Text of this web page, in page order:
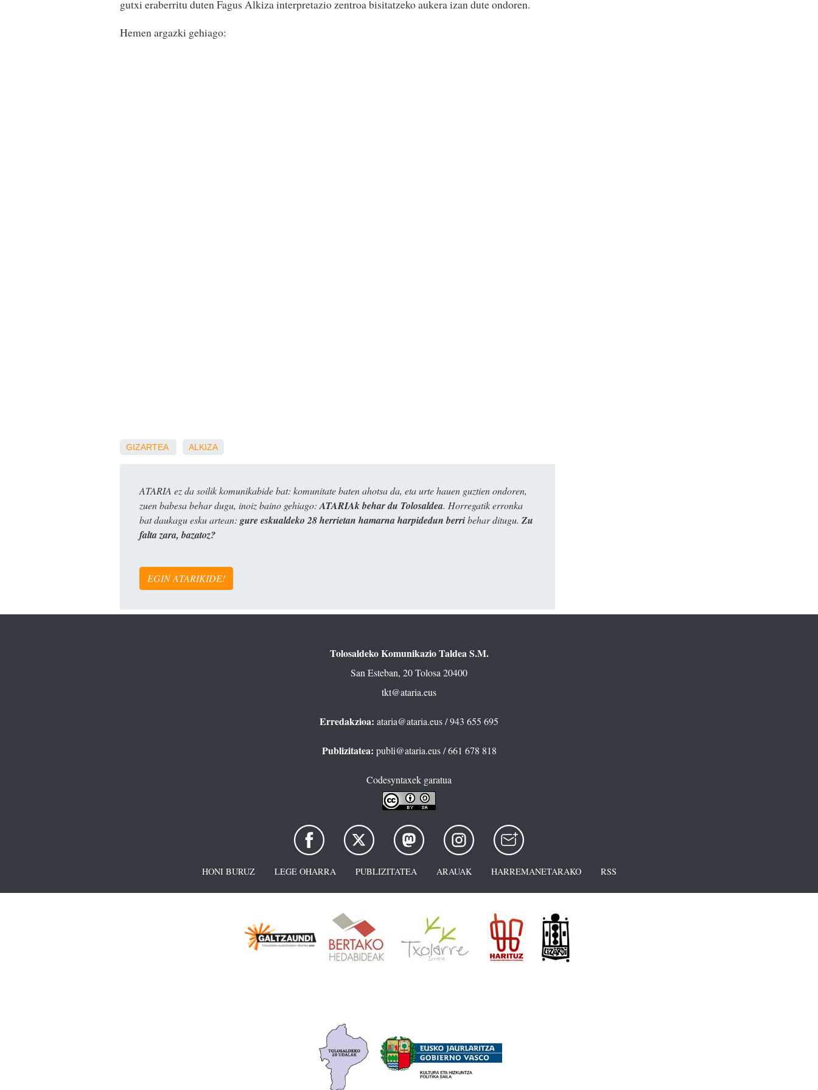
gutxi eraberritu duten Fagus Alkiza interpretazio zentroa bisitatzeko aukera izan dute ondoren.
Hemen argazki gehiago:
GIZARTEA ALKIZA
ATARIA ez da soilik komunikabide bat: komunitate baten ahotsa da, eta urte hauen guztien ondoren,
zuen babesa behar dugu, inoiz baino gehiago: ATARIAk behar du Tolosaldea. Horregatik erronka
bat daukagu esku artean: gure eskualdeko 28 herrietan hamarna harpidedun berribehar ditugu. Zu
falta zara, bazatoz?
EGIN ATARIKIDE!
Tolosaldeko Komunikazio Taldea S.M.
San Esteban, 20 Tolosa 20400
tkt@ataria.eus
Erredakzioa: ataria@ataria.eus/ 943 655 695
Publizitatea: publi@ataria.eus/ 661 678 818
Codesyntaxek garatua
HONI BURUZ LEGE OHARRA PUBLIZITATEA ARAUAK HARREMANETARAKO RSS